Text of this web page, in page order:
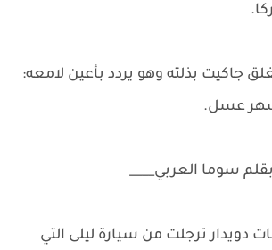
جاكيت بذلته وهو يردد بأعين لامعه:
شهر عسل.
بقلم سوما العربي____
دويدار ترجلت من سيارة ليلى التي